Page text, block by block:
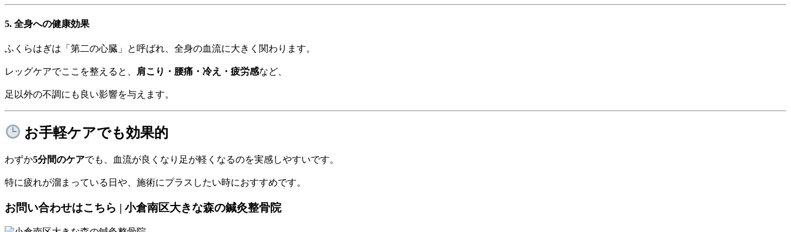
5. 全身への健康効果
ふくらはぎは「第二の心臓」と呼ばれ、全身の血流に大きく関わります。
レッグケアでここを整えると、 肩こり・腰痛・冷え・疲労感など、
足以外の不調にも良い影響を与えます。
お手軽ケアでも効果的
わずか5分間のケアでも、血流が良くなり足が軽くなるのを実感しやすいです。
特に疲れが溜まっている日や、施術にプラスしたい時におすすめです。
お問い合わせはこちら | 小倉南区大きな森の鍼灸整骨院